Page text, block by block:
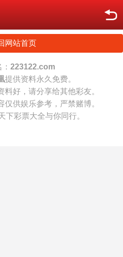
网站首页
223122.com
提供资料永久免费。
好，请分享给其他彩友。
供娱乐参考，严禁赌博。
下彩票大全与你同行。